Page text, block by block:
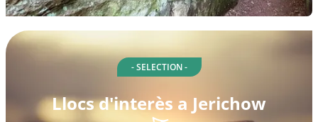
- SELECTION -
Llocs d'interès a Jerichow